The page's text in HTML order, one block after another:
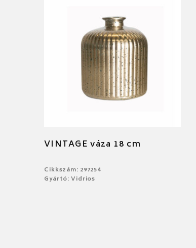
VINTAGE váza 18 cm
Cikkszám: 297254
Gyártó: Vidrios